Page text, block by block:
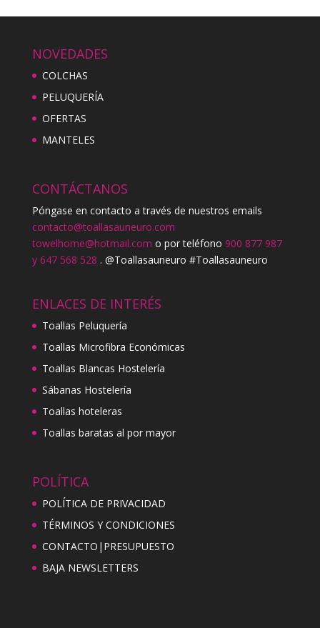
NOVEDADES
COLCHAS
PELUQUERÍA
OFERTAS
MANTELES
CONTÁCTANOS
Póngase en contacto a través de nuestros emails
contacto@toallasauneuro.com
towelhome@hotmail.com o por teléfono 900 877 987
y 647 568 528 . @Toallasauneuro #Toallasauneuro
ENLACES DE INTERÉS
Toallas Peluquería
Toallas Microfibra Económicas
Toallas Blancas Hostelería
Sábanas Hostelería
Toallas hoteleras
Toallas baratas al por mayor
POLÍTICA
POLÍTICA DE PRIVACIDAD
TÉRMINOS Y CONDICIONES
CONTACTO|PRESUPUESTO
BAJA NEWSLETTERS